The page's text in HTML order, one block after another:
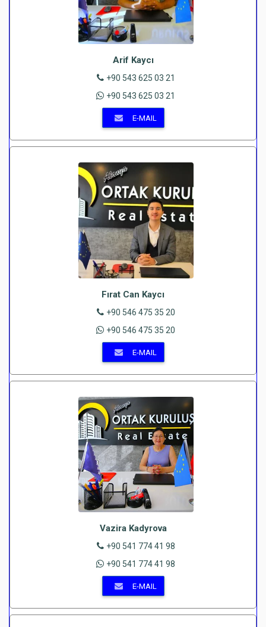
Arif Kaycı
+90 543 625 03 21
+90 543 625 03 21
E-MAIL
Fırat Can Kaycı
+90 546 475 35 20
+90 546 475 35 20
E-MAIL
Vazira Kadyrova
+90 541 774 41 98
+90 541 774 41 98
E-MAIL